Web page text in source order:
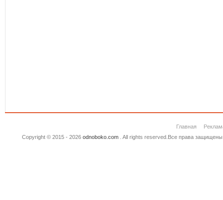
Главная
Copyright © 2015 - 2026 odnoboko.com. All rights reserved.Все права защищены.